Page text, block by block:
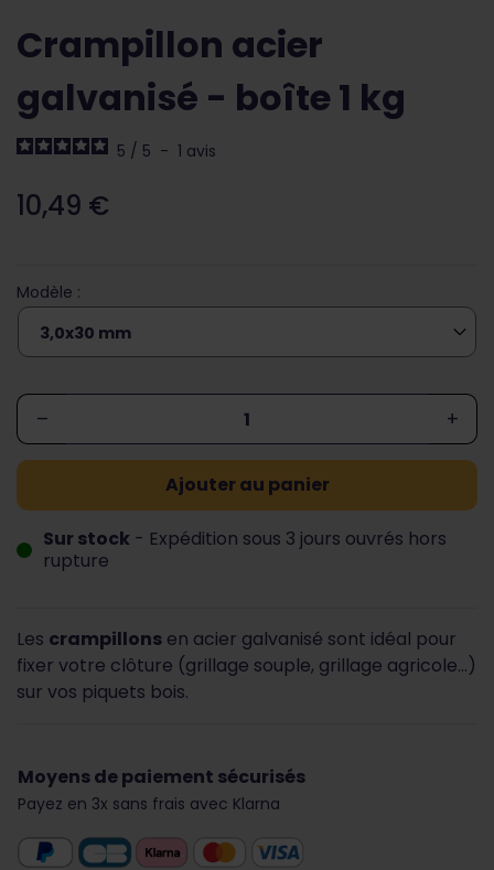
Crampillon acier
galvanisé - boîte 1 kg
5 / 5 - 1 avis
10,49 €
Modèle :
– +
Ajouter au panier
Sur stock - Expédition sous 3 jours ouvrés hors
rupture
Les crampillons en acier galvanisé sont idéal pour
fixer votre clôture (grillage souple, grillage agricole…)
sur vos piquets bois.
Moyens de paiement sécurisés
Payez en 3x sans frais avec Klarna